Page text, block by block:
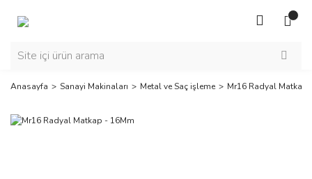
Anasayfa Sanayi Makinaları Metal ve Saç işleme Mr16 Radyal Matkap